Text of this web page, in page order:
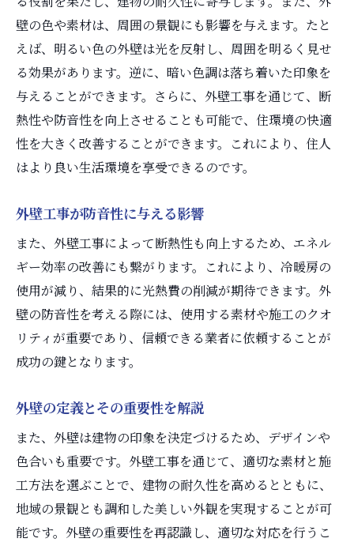
外壁工事での高性能素材の選び方
外壁工事で快適な住環境を実現
外壁工事で暮らしを快適にする方法
快適な住環境を実現する外壁工事のコツ
外壁工事がもたらす快適な住空間
外壁工事で住環境を向上させる方法
外壁工事で実現する快適な生活空間
壁の色や素材は、周囲の景観にも影響を与えます。たと
えば、明るい色の外壁は光を反射し、周囲を明るく見せ
る効果があります。逆に、暗い色調は落ち着いた印象を
与えることができます。さらに、外壁工事を通じて、断
熱性や防音性を向上させることも可能で、住環境の快適
性を大きく改善することができます。これにより、住人
はより良い生活環境を享受できるのです。
外壁工事が防音性に与える影響
また、外壁工事によって断熱性も向上するため、エネル
ギー効率の改善にも繋がります。これにより、冷暖房の
使用が減り、結果的に光熱費の削減が期待できます。外
壁の防音性を考える際には、使用する素材や施工のクオ
リティが重要であり、信頼できる業者に依頼することが
成功の鍵となります。
外壁の定義とその重要性を解説
また、外壁は建物の印象を決定づけるため、デザインや
色合いも重要です。外壁工事を通じて、適切な素材と施
工方法を選ぶことで、建物の耐久性を高めるとともに、
地域の景観とも調和した美しい外観を実現することが可
能です。外壁の重要性を再認識し、適切な対応を行うこ